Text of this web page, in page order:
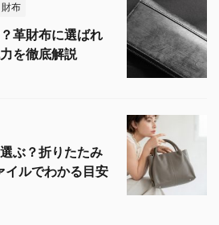
財布
革財布に選ばれ
を徹底解説
ぶ？折りたたみ
イルでわかる目安